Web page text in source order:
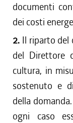
documenti
dei costi
2. Il riparto
del Direttore
cultura, in
sostenuto e
della
ogni caso